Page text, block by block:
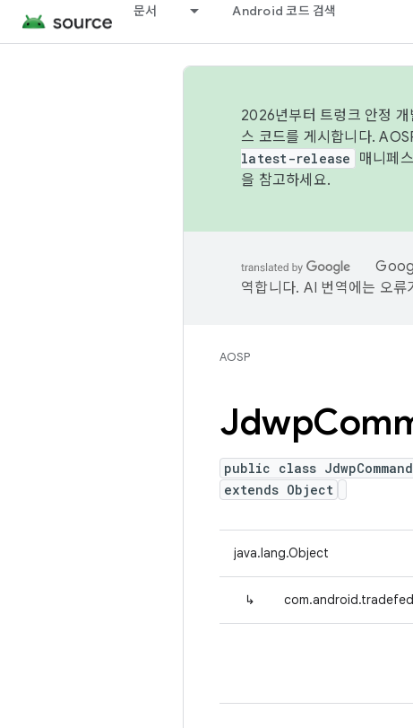
문서 Android 코드 검색
2026년부터 트렁크 안정
스 코드를 게시합니다.
latest-release
매니페
을 참고하세요.
역합니다. AI 번역에는 오류
AOSP
Jdwp
public class
extends Object
java.lang.Object
↳